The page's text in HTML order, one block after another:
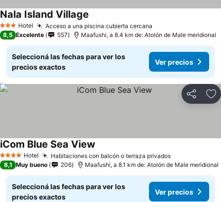
3 Estrellas
Hotel Acceso a una piscina cubierta cercana
Nala Island Village
8,5 Excelente 557 Maafushi, a 8.4 km de: Atolón de Male meridional
Seleccioná las fechas para ver los
precios exactos
Ver precios
Compartir
4 EstrellasHotel Habitaciones con balcón o terraza privados
iCom Blue Sea View
8,1 Muy bueno 206 Maafushi, a 8.1 km de: Atolón de Male meridional
Seleccioná las fechas para ver los
precios exactos
Ver precios